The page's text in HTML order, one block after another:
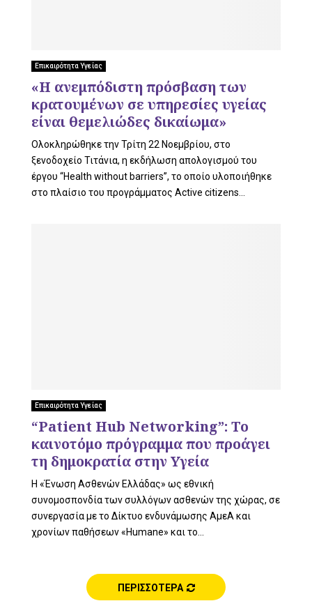
Επικαιρότητα Υγείας
«Η ανεμπόδιστη πρόσβαση των
κρατουμένων σε υπηρεσίες υγείας
είναι θεμελιώδες δικαίωμα»
Ολοκληρώθηκε την Τρίτη 22 Νοεμβρίου, στο
ξενοδοχείο Τιτάνια, η εκδήλωση απολογισμού του
έργου “Health without barriers”, το οποίο υλοποιήθηκε
στο πλαίσιο του προγράμματος Active citizens...
Επικαιρότητα Υγείας
“Patient Hub Networking”: Το
καινοτόμο πρόγραμμα που προάγει
τη δημοκρατία στην Υγεία
Η «Ένωση Ασθενών Ελλάδας» ως εθνική
συνομοσπονδία των συλλόγων ασθενών της χώρας, σε
συνεργασία με το Δίκτυο ενδυνάμωσης ΑμεΑ και
χρονίων παθήσεων «Humane» και το...
ΠΕΡΙΣΣΟΤΕΡΑ